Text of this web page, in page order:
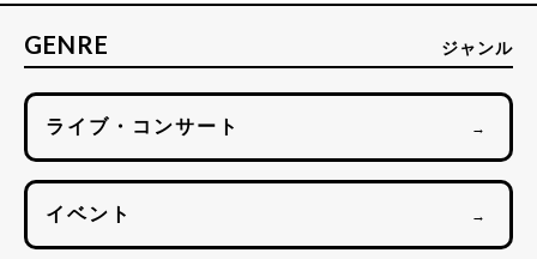
GENRE ジャンル
ライブ・コンサート →
イベント →